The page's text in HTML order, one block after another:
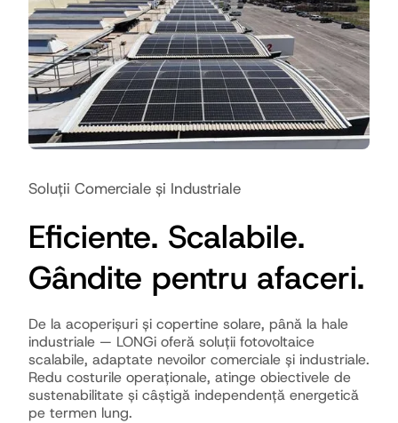
Soluții Comerciale și Industriale
Eficiente. Scalabile.
Gândite pentru afaceri.
De la acoperișuri și copertine solare, până la hale
industriale — LONGi oferă soluții fotovoltaice
scalabile, adaptate nevoilor comerciale și industriale.
Redu costurile operaționale, atinge obiectivele de
sustenabilitate și câștigă independență energetică
pe termen lung.